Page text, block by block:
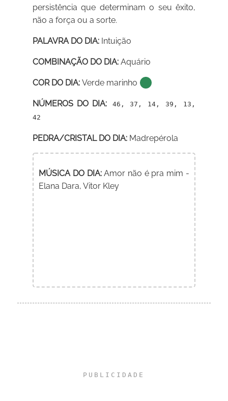
persistência que determinam o seu êxito,
não a força ou a sorte.
PALAVRA DO DIA: Intuição
COMBINAÇÃO DO DIA: Aquário
COR DO DIA: Verde marinho
NÚMEROS DO DIA:46, 37, 14, 39, 13,
42
PEDRA/CRISTAL DO DIA: Madrepérola
MÚSICA DO DIA:Amor não é pra mim -
Elana Dara, Vitor Kley